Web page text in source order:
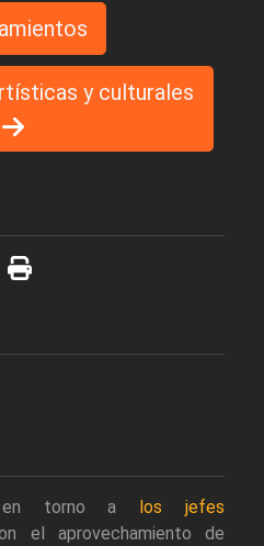
y culturales
torno a
los jefes
el aprovechamiento de